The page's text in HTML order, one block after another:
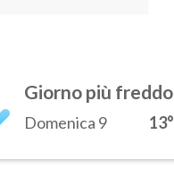
Giorno più freddo
Domenica 9 13°